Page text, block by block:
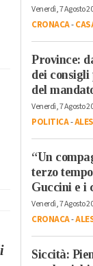
Venerdì, 7 Agosto
CRONACA-
Province:
dei
del
Venerdì, 7 Agosto
POLITICA-
“Un
terzo
Guccini e i
Venerdì, 7 Agosto
CRONACA-
Siccità: